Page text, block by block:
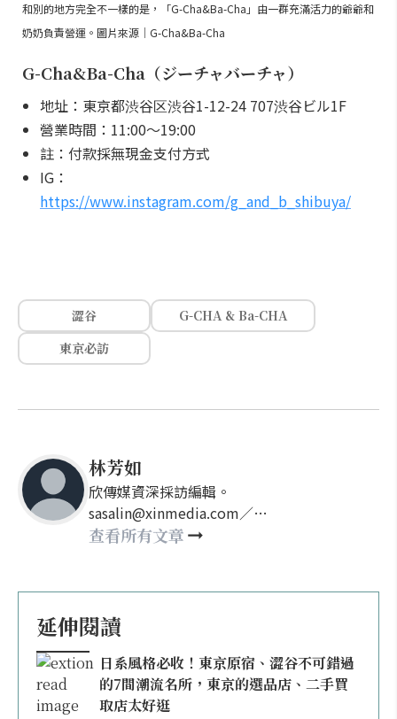
和別的地方完全不一樣的是，「G-Cha&Ba-Cha」由一群充滿活力的爺爺和
奶奶負責營運。圖片來源｜G-Cha&Ba-Cha
G-Cha&Ba-Cha（ジーチャバーチャ）
地址：東京都渋谷区渋谷1-12-24 707渋谷ビル1F
營業時間：11:00～19:00
註：付款採無現金支付方式
IG：
https://www.instagram.com/g_and_b_shibuya/
澀谷
G-CHA & Ba-CHA
東京必訪
林芳如
欣傳媒資深採訪編輯。
sasalin@xinmedia.com／
happy21917@gmail.com
查看所有文章
延伸閱讀
日系風格必收！東京原宿、澀谷不可錯過
的7間潮流名所，東京的選品店、二手買
取店太好逛